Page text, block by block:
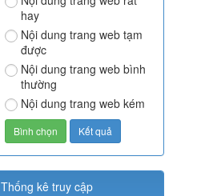
hay
Nội dung trang web tạm
được
Nội dung trang web bình
thường
Nội dung trang web kém
Thống kê truy cập